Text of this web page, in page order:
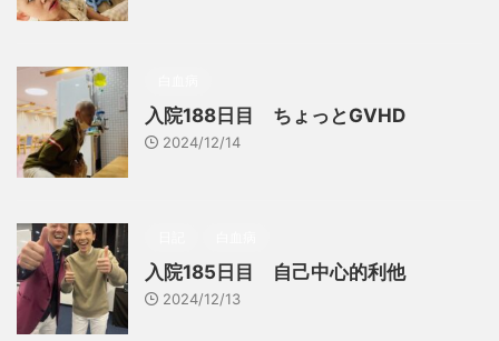
入院188日目 ちょっとGVHD
2024/12/14
入院185日目 自己中心的利他
2024/12/13